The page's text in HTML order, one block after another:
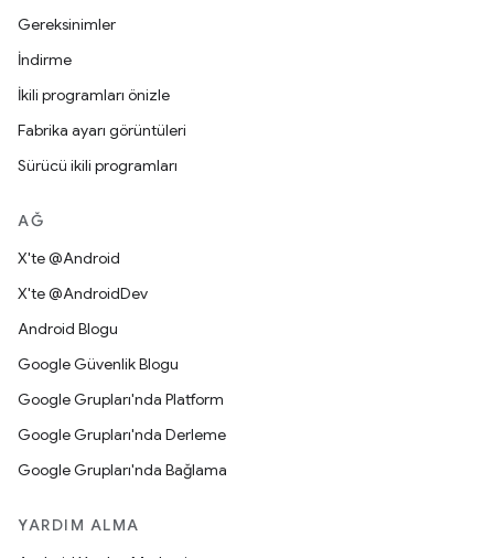
Gereksinimler
İndirme
İkili programları önizle
Fabrika ayarı görüntüleri
Sürücü ikili programları
AĞ
X'te @Android
X'te @AndroidDev
Android Blogu
Google Güvenlik Blogu
Google Grupları'nda Platform
Google Grupları'nda Derleme
Google Grupları'nda Bağlama
YARDIM ALMA